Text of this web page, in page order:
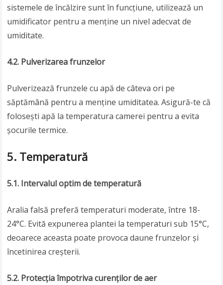
sistemele de încălzire sunt în funcțiune, utilizează un
umidificator pentru a menține un nivel adecvat de
umiditate.
4.2. Pulverizarea frunzelor
Pulverizează frunzele cu apă de câteva ori pe
săptămână pentru a menține umiditatea. Asigură-te că
folosești apă la temperatura camerei pentru a evita
șocurile termice.
5. Temperatură
5.1. Intervalul optim de temperatură
Aralia falsă preferă temperaturi moderate, între 18-
24°C. Evită expunerea plantei la temperaturi sub 15°C,
deoarece aceasta poate provoca daune frunzelor și
încetinirea creșterii.
5.2. Protecția împotriva curenților de aer